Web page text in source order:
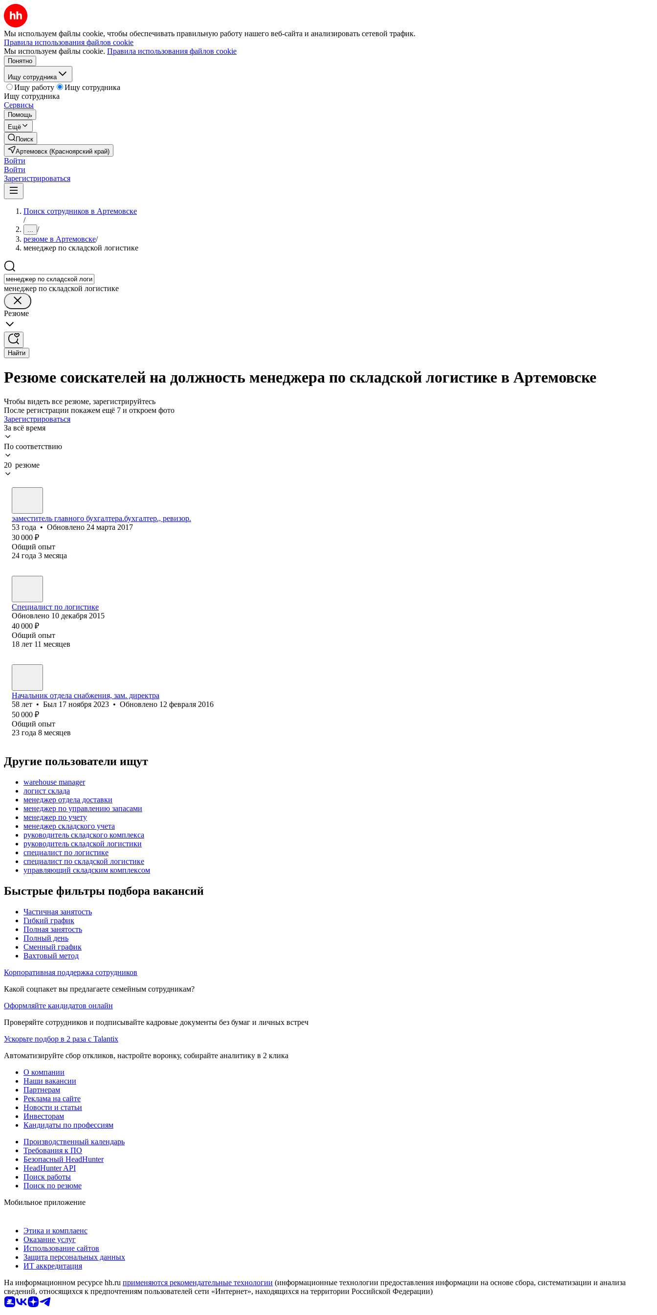
Мы используем файлы cookie, чтобы обеспечивать правильную работу нашего веб-сайта и анализировать сетевой трафик.
Правила использования файлов cookie
Мы используем файлы cookie. Правила использования файлов cookie
Понятно
Ищу сотрудника
Ищу работу
Ищу сотрудника
Ищу сотрудника
Сервисы
Помощь
Ещё
Поиск
Артемовск (Красноярский край)
Войти
Войти
Зарегистрироваться
Поиск сотрудников в Артемовске
/
... /
резюме в Артемовске/
менеджер по складской логистике
менеджер по складской логистике
Резюме
Найти
Резюме соискателей на должность менеджера по складской логистике в Артемовске
Чтобы видеть все резюме, зарегистрируйтесь
После регистрации покажем ещё 7 и откроем фото
Зарегистрироваться
За всё время
По соответствию
20 резюме
эаместитель главного бухгалтера.бухгалтер., ревизор.
53 года • Обновлено 24 марта 2017
30 000 ₽
Общий опыт
24 года 3 месяца
Специалист по логистике
Обновлено 10 декабря 2015
40 000 ₽
Общий опыт
18 лет 11 месяцев
Начальник отдела снабжения, зам. директра
58 лет • Был 17 ноября 2023 • Обновлено 12 февраля 2016
50 000 ₽
Общий опыт
23 года 8 месяцев
Другие пользователи ищут
warehouse manager
логист склада
менеджер отдела доставки
менеджер по управлению запасами
менеджер по учету
менеджер складского учета
руководитель складского комплекса
руководитель складской логистики
специалист по логистике
специалист по складской логистике
управляющий складским комплексом
Быстрые фильтры подбора вакансий
Частичная занятость
Гибкий график
Полная занятость
Полный день
Сменный график
Вахтовый метод
Корпоративная поддержка сотрудников
Какой соцпакет вы предлагаете семейным сотрудникам?
Оформляйте кандидатов онлайн
Проверяйте сотрудников и подписывайте кадровые документы без бумаг и личных встреч
Ускорьте подбор в 2 раза с Talantix
Автоматизируйте сбор откликов, настройте воронку, собирайте аналитику в 2 клика
О компании
Наши вакансии
Партнерам
Реклама на сайте
Новости и статьи
Инвесторам
Кандидаты по профессиям
Производственный календарь
Требования к ПО
Безопасный HeadHunter
HeadHunter API
Поиск работы
Поиск по резюме
Мобильное приложение
Этика и комплаенс
Оказание услуг
Использование сайтов
Защита персональных данных
ИТ аккредитация
На информационном ресурсе hh.ru применяются рекомендательные технологии (информационные технологии предоставления информации на основе сбора, систематизации и анализа
сведений, относящихся к предпочтениям пользователей сети «Интернет», находящихся на территории Российской Федерации)